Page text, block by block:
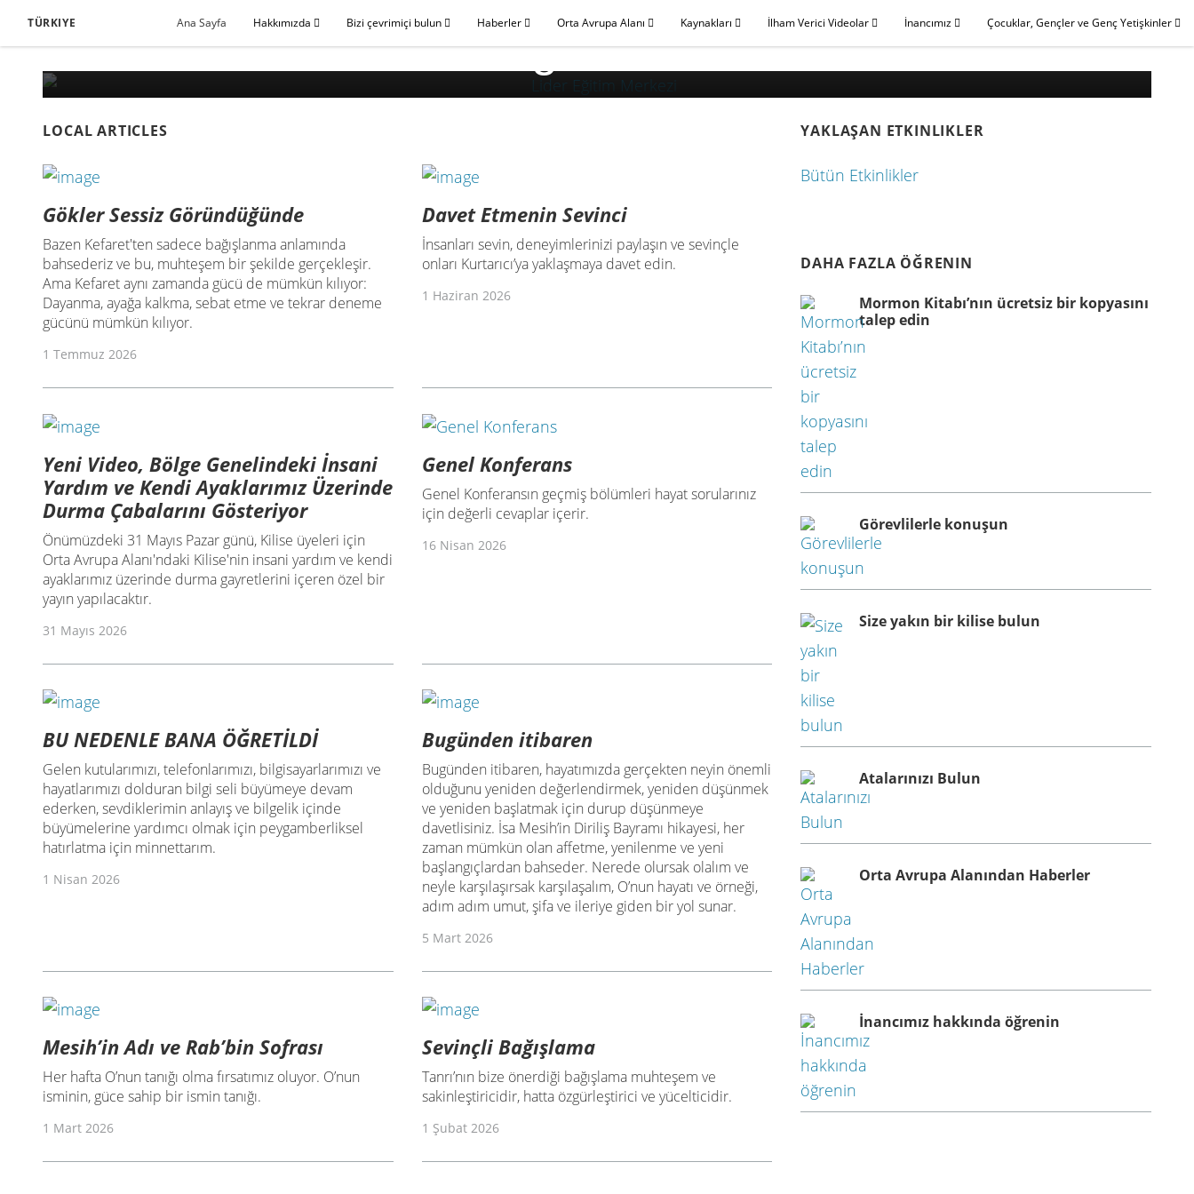
TÜRKIYE Ana Sayfa Hakkımızda Bizi çevrimiçi bulun Haberler Orta Avrupa Alanı Kaynakları İlham Verici Videolar İnancımız Çocuklar, Gençler ve Genç Yetişkinler
Lider Eğitim Merkezi
LOCAL ARTICLES
Gökler Sessiz Göründüğünde
Bazen Kefaret'ten sadece bağışlanma anlamında
bahsederiz ve bu, muhteşem bir şekilde gerçekleşir.
Ama Kefaret aynı zamanda gücü de mümkün kılıyor:
Dayanma, ayağa kalkma, sebat etme ve tekrar deneme
gücünü mümkün kılıyor.
1 Temmuz 2026
Davet Etmenin Sevinci
İnsanları sevin, deneyimlerinizi paylaşın ve sevinçle
onları Kurtarıcı’ya yaklaşmaya davet edin.
1 Haziran 2026
Yeni Video, Bölge Genelindeki İnsani
Yardım ve Kendi Ayaklarımız Üzerinde
Durma Çabalarını Gösteriyor
Önümüzdeki 31 Mayıs Pazar günü, Kilise üyeleri için
Orta Avrupa Alanı'ndaki Kilise'nin insani yardım ve kendi
ayaklarımız üzerinde durma gayretlerini içeren özel bir
yayın yapılacaktır.
31 Mayıs 2026
Genel Konferans
Genel Konferansın geçmiş bölümleri hayat sorularınız
için değerli cevaplar içerir.
16 Nisan 2026
BU NEDENLE BANA ÖĞRETİLDİ
Gelen kutularımızı, telefonlarımızı, bilgisayarlarımızı ve
hayatlarımızı dolduran bilgi seli büyümeye devam
ederken, sevdiklerimin anlayış ve bilgelik içinde
büyümelerine yardımcı olmak için peygamberliksel
hatırlatma için minnettarım.
1 Nisan 2026
Bugünden itibaren
Bugünden itibaren, hayatımızda gerçekten neyin önemli
olduğunu yeniden değerlendirmek, yeniden düşünmek
ve yeniden başlatmak için durup düşünmeye
davetlisiniz. İsa Mesih’in Diriliş Bayramı hikayesi, her
zaman mümkün olan affetme, yenilenme ve yeni
başlangıçlardan bahseder. Nerede olursak olalım ve
neyle karşılaşırsak karşılaşalım, O’nun hayatı ve örneği,
adım adım umut, şifa ve ileriye giden bir yol sunar.
5 Mart 2026
Mesih’in Adı ve Rab’bin Sofrası
Her hafta O’nun tanığı olma fırsatımız oluyor. O’nun
isminin, güce sahip bir ismin tanığı.
1 Mart 2026
Sevinçli Bağışlama
Tanrı’nın bize önerdiği bağışlama muhteşem ve
sakinleştiricidir, hatta özgürleştirici ve yücelticidir.
1 Şubat 2026
YAKLAŞAN ETKINLIKLER
Bütün Etkinlikler
DAHA FAZLA ÖĞRENIN
Mormon Kitabı’nın ücretsiz bir kopyasını
talep edin
Görevlilerle konuşun
Size yakın bir kilise bulun
Atalarınızı Bulun
Orta Avrupa Alanından Haberler
İnancımız hakkında öğrenin